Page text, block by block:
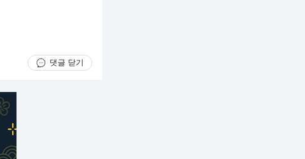
댓글 닫기